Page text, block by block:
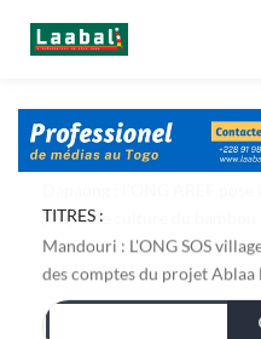
TITRES :
des comptes du projet Ablaa
Dapaong : l'ONG AREF pose
projet de culture du bambou